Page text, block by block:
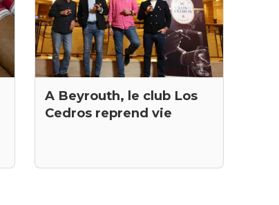
A Beyrouth, le club Los
Cedros reprend vie